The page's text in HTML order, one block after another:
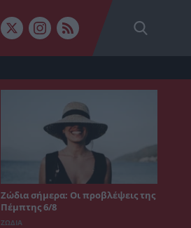
Ζώδια σήμερα: Οι προβλέψεις της
Πέμπτης 6/8
ΖΩΔΙΑ